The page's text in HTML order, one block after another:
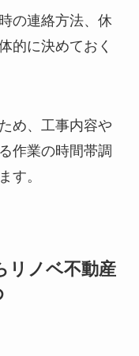
の連絡方法、休
的に決めておく
め、工事内容や
作業の時間帯調
す。
リノベ不動産